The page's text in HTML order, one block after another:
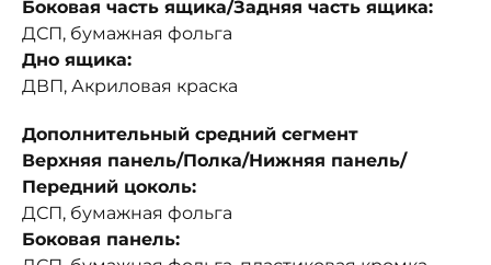
Боковая часть ящика/Задняя часть ящика:
ДСП, бумажная фольга
Дно ящика:
ДВП, Акриловая краска
Дополнительный средний сегмент
Верхняя панель/Полка/Нижняя панель/
Передний цоколь:
ДСП, бумажная фольга
Боковая панель: